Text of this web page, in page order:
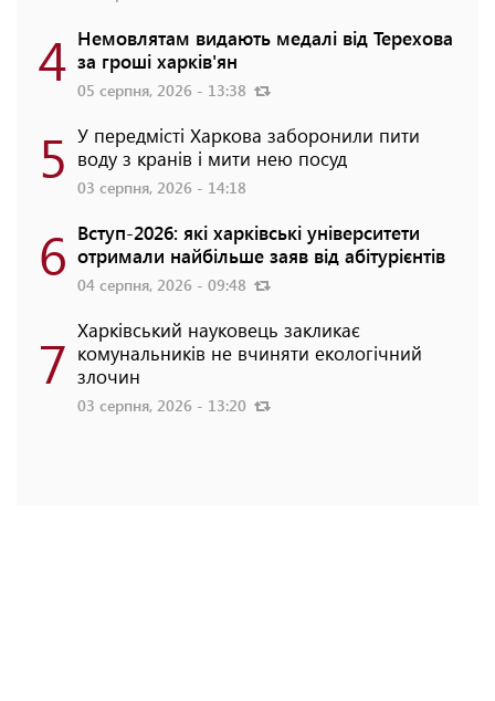
4 Немовлятам видають медалі від Терехова
за гроші харків'ян
05 серпня, 2026 - 13:38
5 У передмісті Харкова заборонили пити
воду з кранів і мити нею посуд
03 серпня, 2026 - 14:18
6 Вступ-2026: які харківські університети
отримали найбільше заяв від абітурієнтів
04 серпня, 2026 - 09:48
7 Харківський науковець закликає
комунальників не вчиняти екологічний
злочин
03 серпня, 2026 - 13:20